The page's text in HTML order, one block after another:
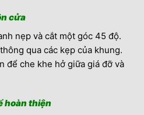
cửa
nẹp và cắt một góc 45 độ.
qua các kẹp của khung.
để che khe hở giữa giá đỡ và
hoàn thiện